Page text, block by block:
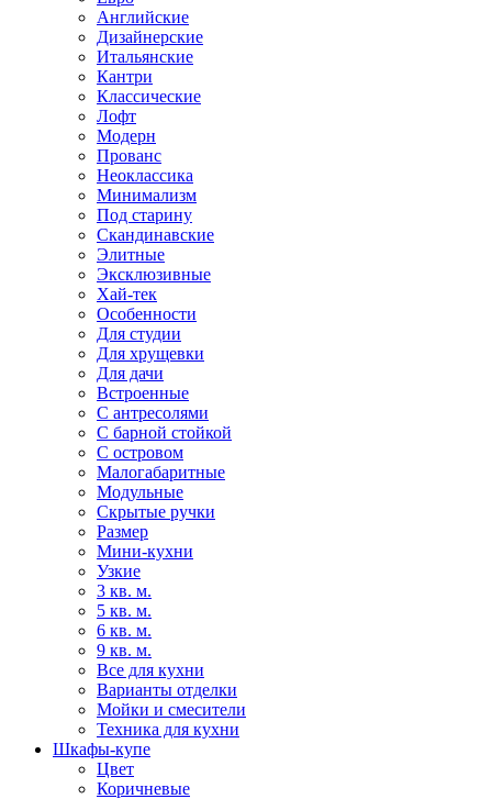
Английские
Дизайнерские
Итальянские
Кантри
Классические
Лофт
Модерн
Прованс
Неоклассика
Минимализм
Под старину
Скандинавские
Элитные
Эксклюзивные
Хай-тек
Особенности
Для студии
Для хрущевки
Для дачи
Встроенные
С антресолями
С барной стойкой
С островом
Малогабаритные
Модульные
Скрытые ручки
Размер
Мини-кухни
Узкие
3 кв. м.
5 кв. м.
6 кв. м.
9 кв. м.
Все для кухни
Варианты отделки
Мойки и смесители
Техника для кухни
Шкафы-купе
Цвет
Коричневые